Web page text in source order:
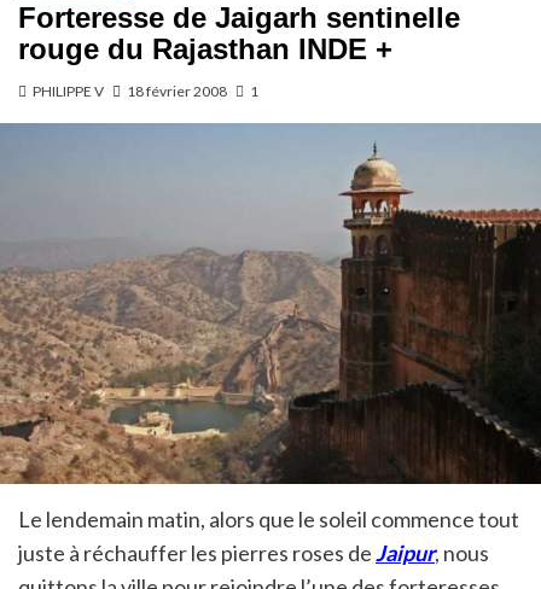
Forteresse de Jaigarh sentinelle
rouge du Rajasthan INDE +
PHILIPPE V 18 février 2008 1
Le lendemain matin, alors que le soleil commence tout
juste à réchauffer les pierres roses deJaipur, nous